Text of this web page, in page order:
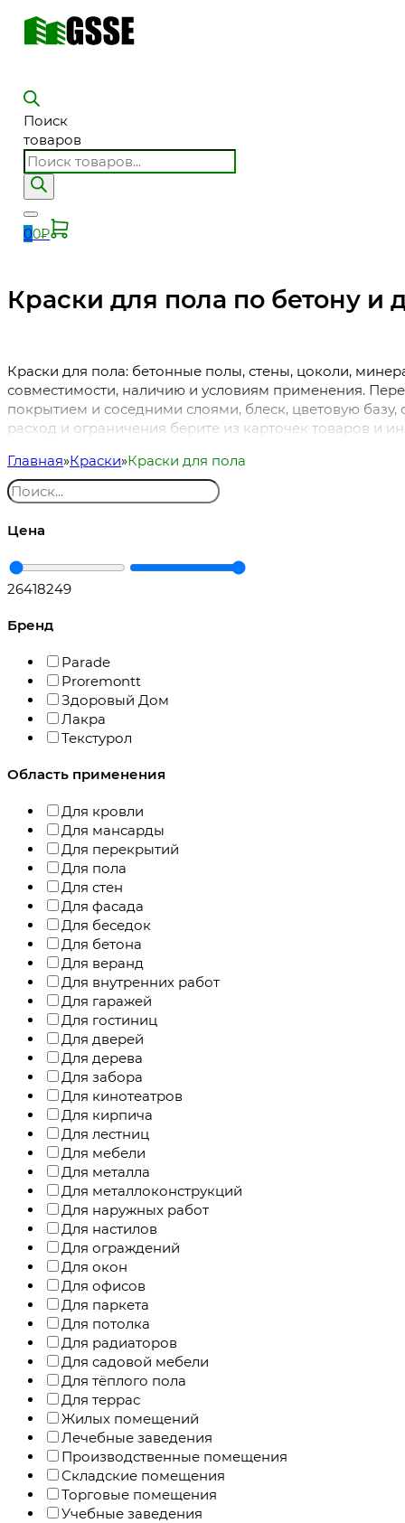
Поиск
товаров
00₽
Краски для пола по бетону и
Краски для пола: бетонные полы, стены, цоколи,
совместимости, наличию и условиям применения.
покрытием и соседними слоями, блеск, цветовую базу,
расход и ограничения берите из карточек товаров и
Главная Краски Краски для пола
Цена
26418249
Бренд
Parade
Proremontt
Здоровый Дом
Лакра
Текстурол
Область применения
Для кровли
Для мансарды
Для перекрытий
Для пола
Для стен
Для фасада
Для беседок
Для бетона
Для веранд
Для внутренних работ
Для гаражей
Для гостиниц
Для дверей
Для дерева
Для забора
Для кинотеатров
Для кирпича
Для лестниц
Для мебели
Для металла
Для металлоконструкций
Для наружных работ
Для настилов
Для ограждений
Для окон
Для офисов
Для паркета
Для потолка
Для радиаторов
Для садовой мебели
Для тёплого пола
Для террас
Жилых помещений
Лечебные заведения
Производственные помещения
Складские помещения
Торговые помещения
Учебные заведения